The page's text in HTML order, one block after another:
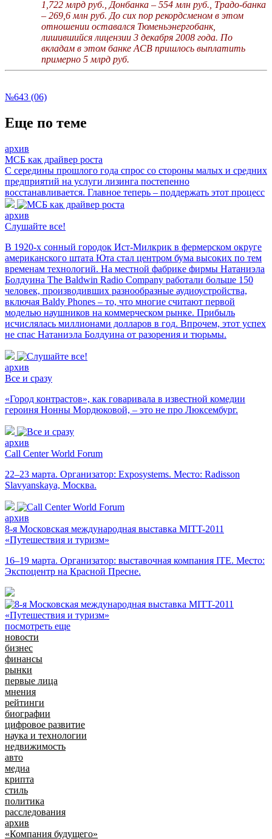
1,722 млрд руб., Донбанка – 554 млн руб., Традо-банка
– 269,6 млн руб. До сих пор рекордсменом в этом
отношении оставался Тюменьэнергобанк,
лишившийся лицензии 3 декабря 2008 года. По
вкладам в этом банке АСВ пришлось выплатить
примерно 5 млрд руб.
№643 (06)
Еще по теме
архив
МСБ как драйвер роста
С середины прошлого года спрос со стороны малых и средних
предприятий на услуги лизинга постепенно
восстанавливается. Главное теперь – поддержать этот процесс
архив
Слушайте все!
В 1920-х сонный городок Ист-Милкрик в фермерском округе
американского штата Юта стал центром бума высоких по тем
временам технологий. На местной фабрике фирмы Натаниэла
Болдуина The Baldwin Radio Company работали больше 150
человек, производивших разнообразные аудиоустройства,
включая Baldy Phones – то, что многие считают первой
моделью наушников на коммерческом рынке. Прибыль
исчислялась миллионами долларов в год. Впрочем, этот успех
не спас Натаниэла Болдуина от разорения и тюрьмы.
архив
Все и сразу
«Город контрастов», как говаривала в известной комедии
героиня Нонны Мордюковой, – это не про Люксембург.
архив
Call Center World Forum
22–23 марта. Организатор: Exposystems. Место: Radisson
Slavyanskaya, Москва.
архив
8-я Московская международная выставка MITT-2011
«Путешествия и туризм»
16–19 марта. Организатор: выставочная компания ITE. Место:
Экспоцентр на Красной Пресне.
посмотреть еще
новости
бизнес
финансы
рынки
первые лица
мнения
рейтинги
биографии
цифровое развитие
наука и технологии
недвижимость
авто
медиа
крипта
стиль
политика
расследования
архив
«Компания будущего»